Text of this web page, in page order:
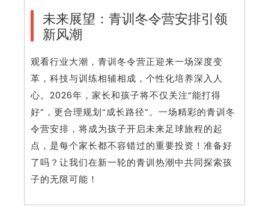
未来展望：青训冬令营安排引领
新风潮
观看行业大潮，青训冬令营正迎来一场深度变
革，科技与训练相辅相成，个性化培养深入人
心。2026年，家长和孩子将不仅关注“能打得
好”，更合理规划“成长路径”。一场精彩的青训冬
令营安排，将成为孩子开启未来足球旅程的起
点，是每个家长都不容错过的重要投资！准备好
了吗？让我们在新一轮的青训热潮中共同探索孩
子的无限可能！